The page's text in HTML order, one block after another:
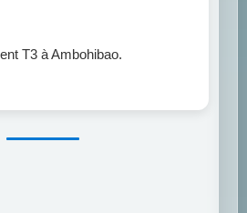
T3 à Ambohibao.